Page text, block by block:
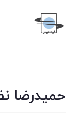
حمیدرضا